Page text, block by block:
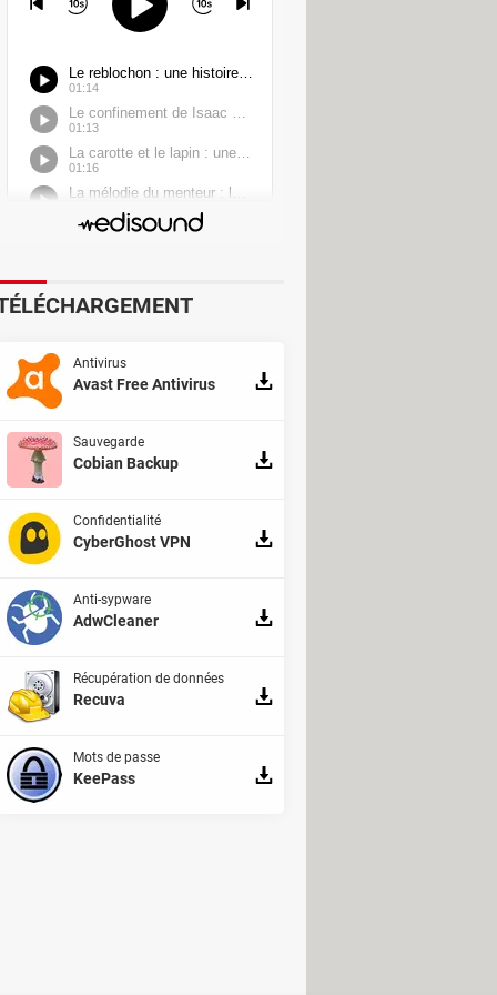
vous avez installé une de ces
d'effectuer un premier tri,
penser à vérifier
totale, comme ici – et à faire
reconnaissez pas (voir notre
Antivirus
Avast Free Antivirus
Sauvegarde
Cobian Backup
Confidentialité
CyberGhost VPN
Anti-sypware
AdwCleaner
Récupération de données
Recuva
Mots de passe
KeePass